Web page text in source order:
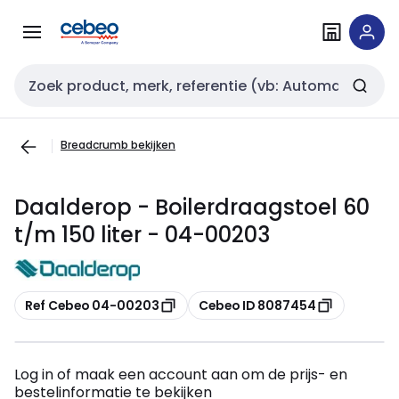
naar
naar
Zoekveld invoer
Breadcrumb bekijken
Daalderop - Boilerdraagstoel 60
t/m 150 liter - 04-00203
Kopiëren
Ref Cebeo 04-00203 Kopiëren
Cebeo ID 8087454
Log in of maak een account aan om de prijs- en
bestelinformatie te bekijken